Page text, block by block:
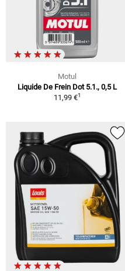
Motul
Liquide De Frein Dot 5.1., 0,5 L
11,99 €1